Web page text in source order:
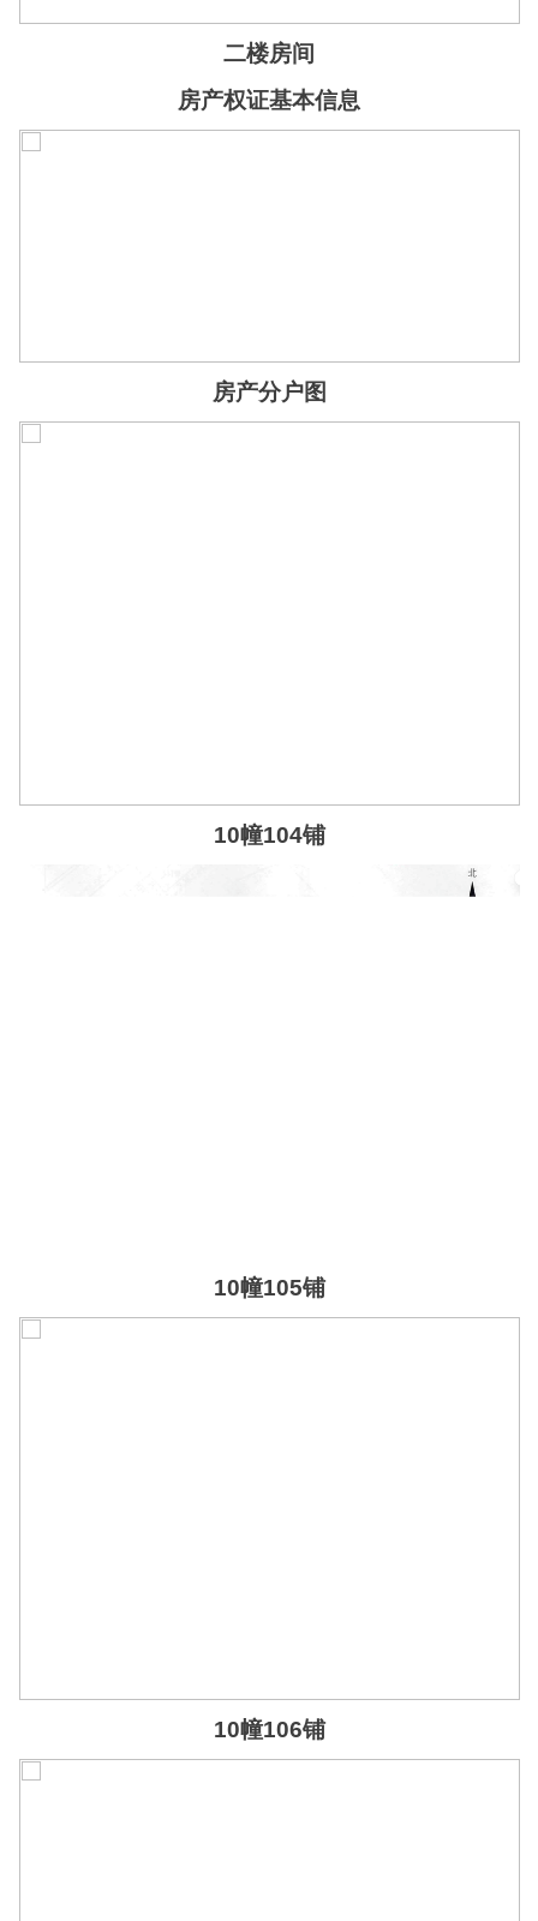
二楼房间
房产权证基本信息
房产分户图
10幢104铺
10幢105铺
10幢106铺